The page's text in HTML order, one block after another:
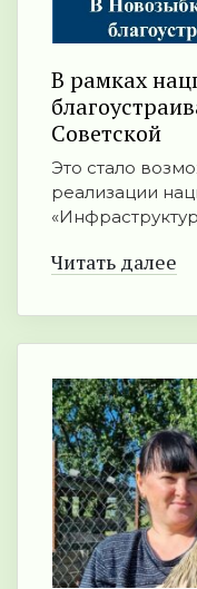
В рамках
Советской
Это стало
реализации
Читать далее